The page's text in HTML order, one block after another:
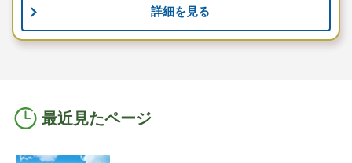
詳細を見る
最近見たページ